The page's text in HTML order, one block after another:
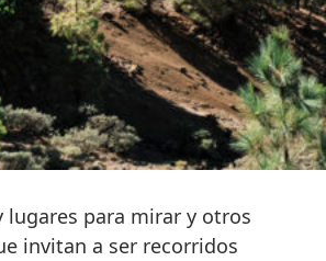
invitan a ser recorridos